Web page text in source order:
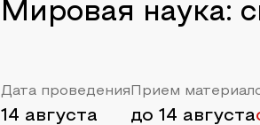
Мировая наука:
Дата проведения
14 августа
Прием
до 14 августа